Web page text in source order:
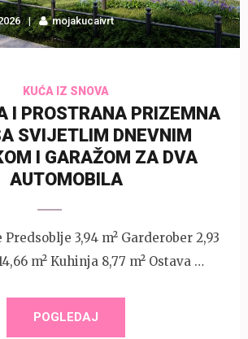
mojakucaivrt
KUĆA IZ SNOVA
I PROSTRANA PRIZEMNA
SVIJETLIM DNEVNIM
I GARAŽOM ZA DVA
AUTOMOBILA
3,94 m² Garderober 2,93
m² Kuhinja 8,77 m² Ostava …
POGLEDAJ